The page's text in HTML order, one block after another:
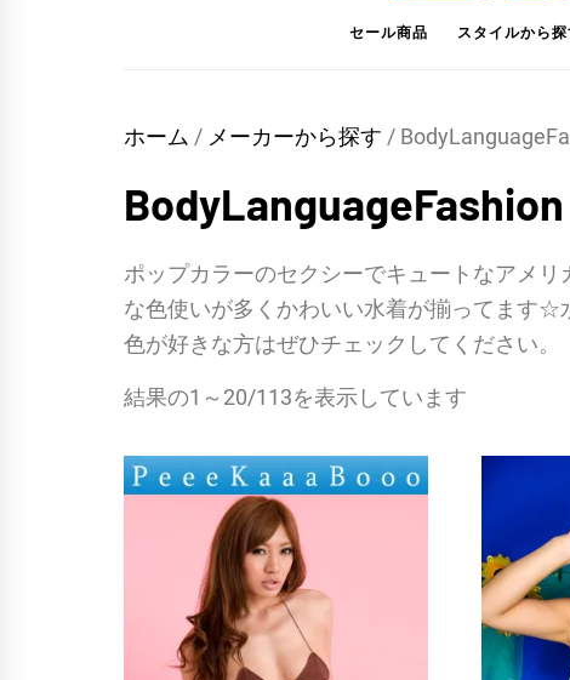
セール商品 スタイルから探
ホーム / メーカーから探す /
BodyLanguageFashion
ポップカラーのセクシーでキュートなアメ
な色使いが多くかわいい水着が揃ってます☆
色が好きな方はぜひチェックしてください。
結果の1～20/113を表示しています